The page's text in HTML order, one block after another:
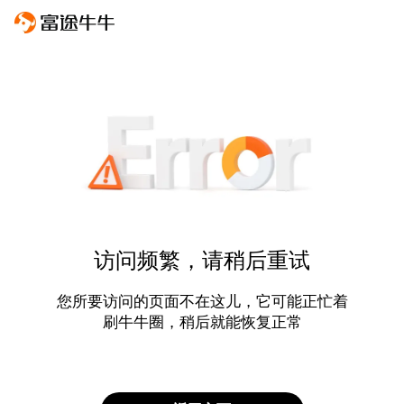
访问频繁，请稍后重试
您所要访问的页面不在这儿，它可能正忙着
刷牛牛圈，稍后就能恢复正常